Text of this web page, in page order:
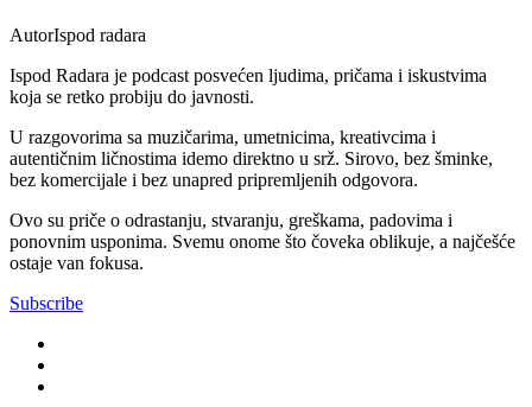
AutorIspod radara
Ispod Radara je podcast posvećen ljudima, pričama i iskustvima
koja se retko probiju do javnosti.
U razgovorima sa muzičarima, umetnicima, kreativcima i
autentičnim ličnostima idemo direktno u srž. Sirovo, bez šminke,
bez komercijale i bez unapred pripremljenih odgovora.
Ovo su priče o odrastanju, stvaranju, greškama, padovima i
ponovnim usponima. Svemu onome što čoveka oblikuje, a najčešće
ostaje van fokusa.
Subscribe